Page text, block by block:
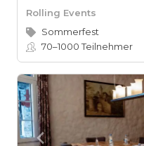
Rolling Events
Sommerfest
70–1000Teilnehmer